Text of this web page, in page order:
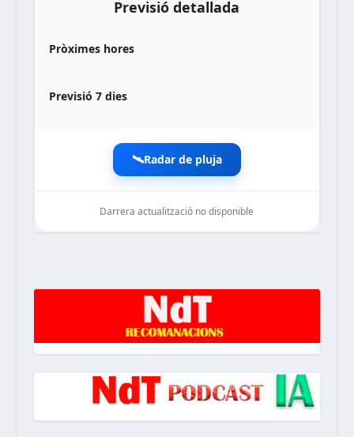
Previsió detallada
Pròximes hores
Previsió 7 dies
🛰️Radar de pluja
Darrera actualització no disponible